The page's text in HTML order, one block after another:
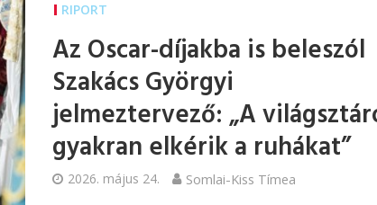
RIPORT
Az Oscar-díjakba is beleszól
Szakács Györgyi
jelmeztervező: „A
gyakran elkérik a ruhákat”
2026. május 24. Somlai-Kiss Tímea